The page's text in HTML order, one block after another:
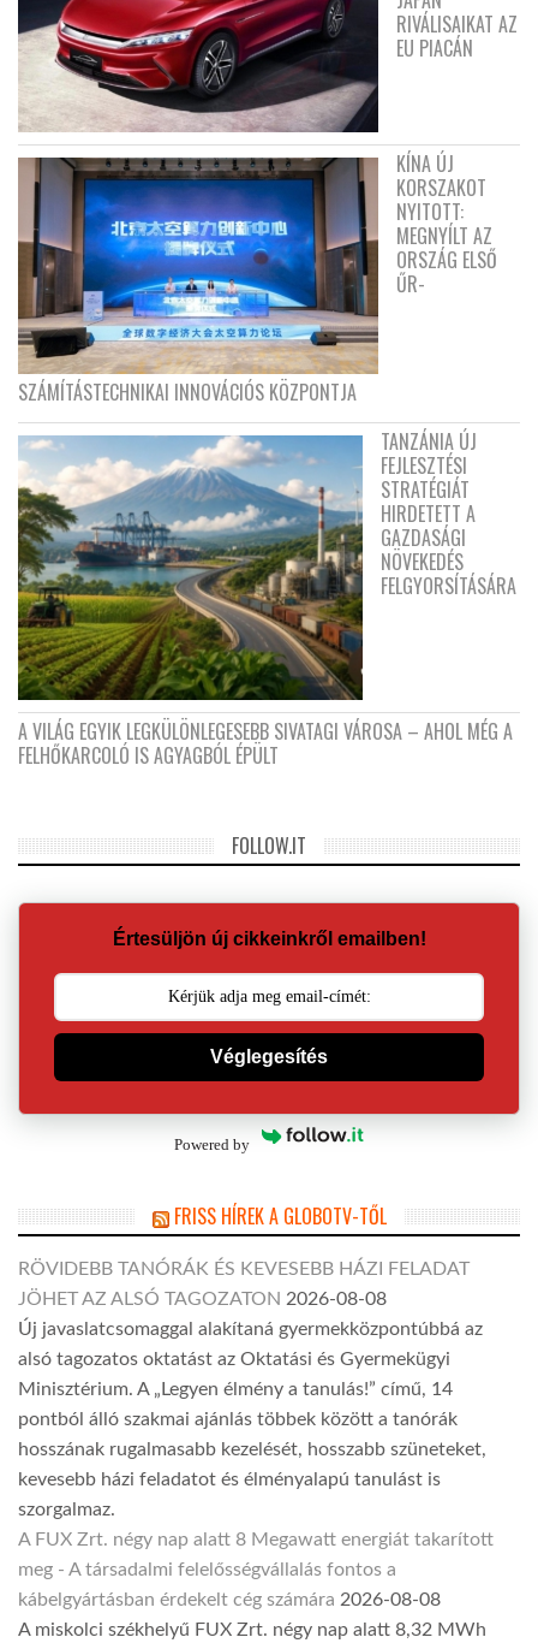
RIVÁLISAIKAT AZ
EU PIACÁN
KÍNA ÚJ
KORSZAKOT
NYITOTT:
MEGNYÍLT AZ
ORSZÁG ELSŐ
ŰR-
SZÁMÍTÁSTECHNIKAI INNOVÁCIÓS KÖZPONTJA
TANZÁNIA ÚJ
FEJLESZTÉSI
STRATÉGIÁT
HIRDETETT A
GAZDASÁGI
NÖVEKEDÉS
FELGYORSÍTÁSÁRA
A VILÁG EGYIK LEGKÜLÖNLEGESEBB SIVATAGI VÁROSA – AHOL MÉG A
FELHŐKARCOLÓ IS AGYAGBÓL ÉPÜLT
FOLLOW.IT
Értesüljön új cikkeinkről emailben!
Véglegesítés
Powered by
FRISS HÍREK A GLOBOTV-TŐL
RÖVIDEBB TANÓRÁK ÉS KEVESEBB HÁZI FELADAT
JÖHET AZ ALSÓ TAGOZATON 2026-08-08
Új javaslatcsomaggal alakítaná gyermekközpontúbbá az
alsó tagozatos oktatást az Oktatási és Gyermekügyi
Minisztérium. A „Legyen élmény a tanulás!” című, 14
pontból álló szakmai ajánlás többek között a tanórák
hosszának rugalmasabb kezelését, hosszabb szüneteket,
kevesebb házi feladatot és élményalapú tanulást is
szorgalmaz.
A FUX Zrt. négy nap alatt 8 Megawatt energiát takarított
meg - A társadalmi felelősségvállalás fontos a
kábelgyártásban érdekelt cég számára 2026-08-08
A miskolci székhelyű FUX Zrt. négy nap alatt 8,32 MWh